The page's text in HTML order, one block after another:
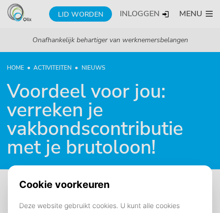
LID WORDEN INLOGGEN MENU
Onafhankelijk behartiger van werknemersbelangen
HOME ACTIVITEITEN NIEUWS
Voordeel voor jou:
verreken je
vakbondscontributie
met je brutoloon!
18 oktober 2018